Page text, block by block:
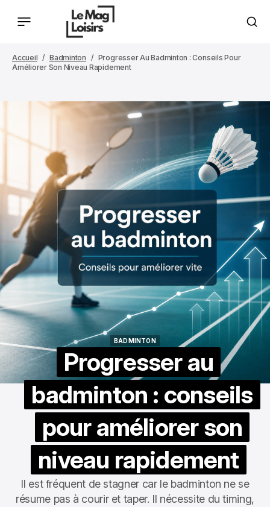
Accueil Badminton
Progresser Au Badminton : Conseils Pour
Améliorer Son Niveau Rapidement
BADMINTON
Progresser au
badminton : conseils
pour améliorer son
niveau rapidement
Il est fréquent de stagner car le badminton ne se
résume pas à courir et taper. Il nécessite du timing,